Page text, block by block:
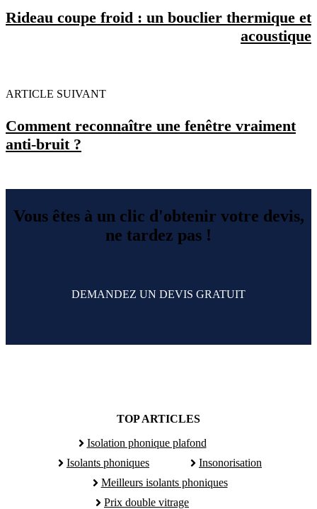
Rideau coupe froid : un bouclier thermique et
acoustique
ARTICLE SUIVANT
Comment reconnaître une fenêtre vraiment
anti-bruit ?
Vous êtes à un clic d'obtenir votre devis,
ne tardez pas !
DEMANDEZ UN DEVIS GRATUIT
TOP ARTICLES
Isolation phonique plafond
Isolants phoniques
Insonorisation
Meilleurs isolants phoniques
Prix double vitrage